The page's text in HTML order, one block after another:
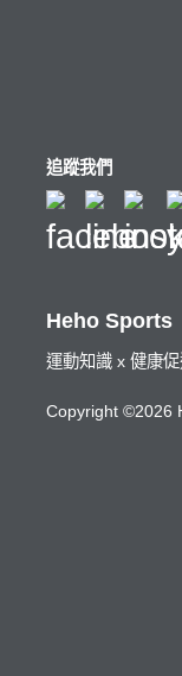
Heho Sports
運動知識 x 健康
Copyright ©2026
追蹤我們